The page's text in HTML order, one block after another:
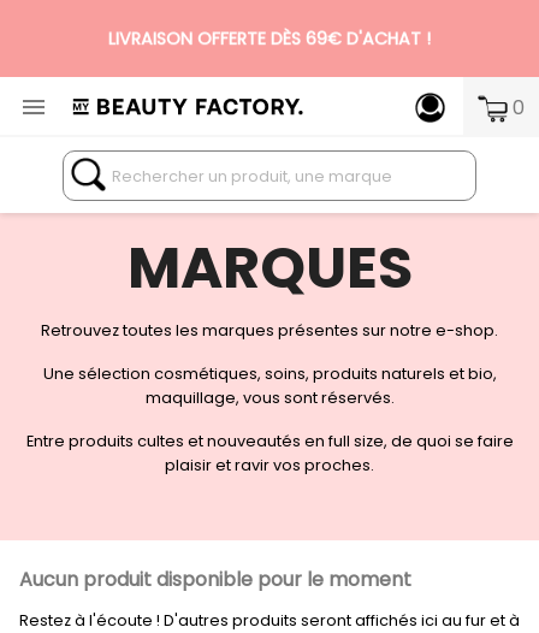
LIVRAISON OFFERTE DÈS 69€ D'ACHAT !
N°1 DES BOX BEAUTÉ PREMIUM SANS ENGAGEMENT
 0
MARQUES
Retrouvez toutes les marques présentes sur notre e-shop.
Une sélection cosmétiques, soins, produits naturels et bio,
maquillage, vous sont réservés.
Entre produits cultes et nouveautés en full size, de quoi se faire
plaisir et ravir vos proches.
Aucun produit disponible pour le moment
Restez à l'écoute ! D'autres produits seront affichés ici au fur et à